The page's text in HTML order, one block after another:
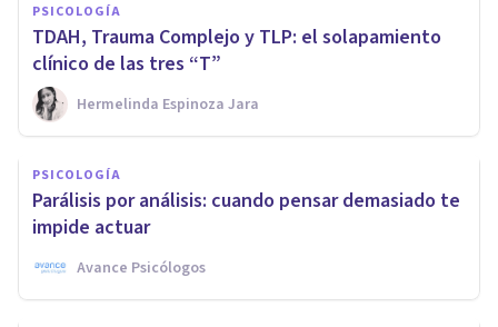
PSICOLOGÍA
TDAH, Trauma Complejo y TLP: el solapamiento
clínico de las tres “T”
Hermelinda Espinoza Jara
PSICOLOGÍA
Parálisis por análisis: cuando pensar demasiado te
impide actuar
Avance Psicólogos